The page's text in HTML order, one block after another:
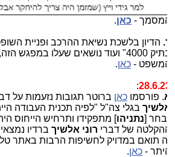
- כאן.
הדיון בלשכת נשיאת ההרכב ופניית
בתיק 4000" ועוד נושאים שעלו
- כאן.
:
. פורסמוכאןברוטר תגובות נזעמות על
בגלי צה"ל "לפיה תכנית העבודה
[נתניהו] מתפקידו ותרחיש הייחוס היה
של דברירוני אלשיךברדיו נמצאים
תואם במדויק לחשיפות הרבות באתר טלקום
- כאן.